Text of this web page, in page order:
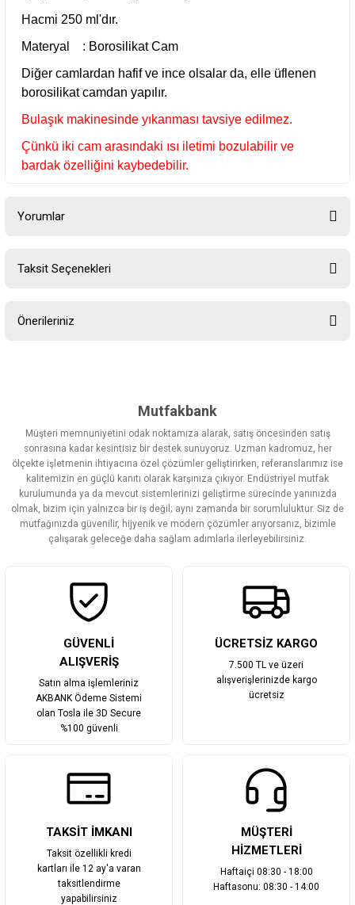
Hacmi 250 ml'dır.
Materyal : Borosilikat Cam
Diğer camlardan hafif ve ince olsalar da, elle üflenen
borosilikat camdan yapılır.
Bulaşık makinesinde yıkanması tavsiye edilmez.
Çünkü iki cam arasındaki ısı iletimi bozulabilir ve
bardak özelliğini kaybedebilir.
Yorumlar
Taksit Seçenekleri
Önerileriniz
Görüş ve önerileriniz için teşekkür ederiz.
Ürün resmi kalitesiz, bozuk veya görüntülenemiyor.
Ürün açıklamasında eksik bilgiler bulunuyor.
Ürün bilgilerinde hatalar bulunuyor.
Ürün fiyatı diğer sitelerden daha pahalı.
Bu ürüne benzer farklı alternatifler olmalı.
Mutfakbank
Müşteri memnuniyetini odak noktamıza alarak, satış öncesinden satış
sonrasına kadar kesintisiz bir destek sunuyoruz. Uzman kadromuz, her
ölçekte işletmenin ihtiyacına özel çözümler geliştirirken, referanslarımız ise
kalitemizin en güçlü kanıtı olarak karşınıza çıkıyor. Endüstriyel mutfak
kurulumunda ya da mevcut sistemlerinizi geliştirme sürecinde yanınızda
olmak, bizim için yalnızca bir iş değil; aynı zamanda bir sorumluluktur. Siz de
mutfağınızda güvenilir, hijyenik ve modern çözümler arıyorsanız, bizimle
çalışarak geleceğe daha sağlam adımlarla ilerleyebilirsiniz.
GÜVENLİ
ALIŞVERİŞ
Satın alma işlemleriniz
AKBANK Ödeme Sistemi
olan Tosla ile 3D Secure
%100 güvenli
ÜCRETSİZ KARGO
7.500 TL ve üzeri
alışverişlerinizde kargo
ücretsiz
TAKSİT İMKANI
Taksit özellikli kredi
kartları ile 12 ay'a varan
taksitlendirme
yapabilirsiniz
MÜŞTERİ
HİZMETLERİ
Haftaiçi 08:30 - 18:00
Haftasonu: 08:30 - 14:00